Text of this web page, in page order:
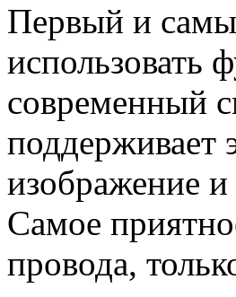
Первый и
использовать
современный
поддерживает
изображение и
Самое
провода,